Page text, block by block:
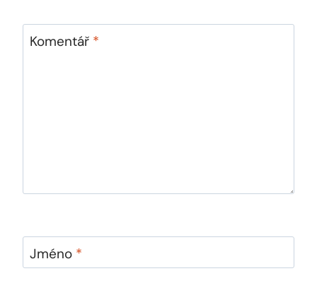
Komentář *
Jméno *